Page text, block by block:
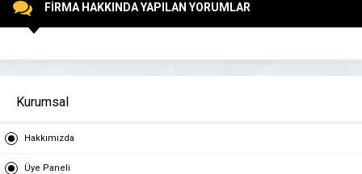
FİRMA HAKKINDA YAPILAN YORUMLAR
Kurumsal
Hakkımızda
Üye Paneli